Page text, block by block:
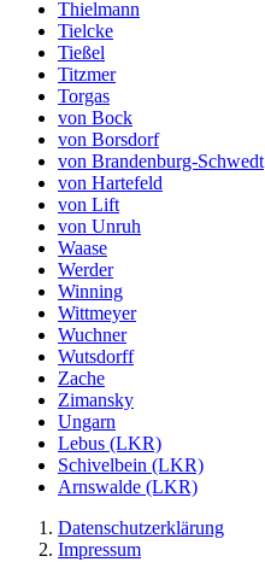
Thielmann
Tielcke
Tießel
Titzmer
Torgas
von Bock
von Borsdorf
von Brandenburg-Schwedt
von Hartefeld
von Lift
von Unruh
Waase
Werder
Winning
Wittmeyer
Wuchner
Wutsdorff
Zache
Zimansky
Ungarn
Lebus (LKR)
Schivelbein (LKR)
Arnswalde (LKR)
Datenschutzerklärung
Impressum